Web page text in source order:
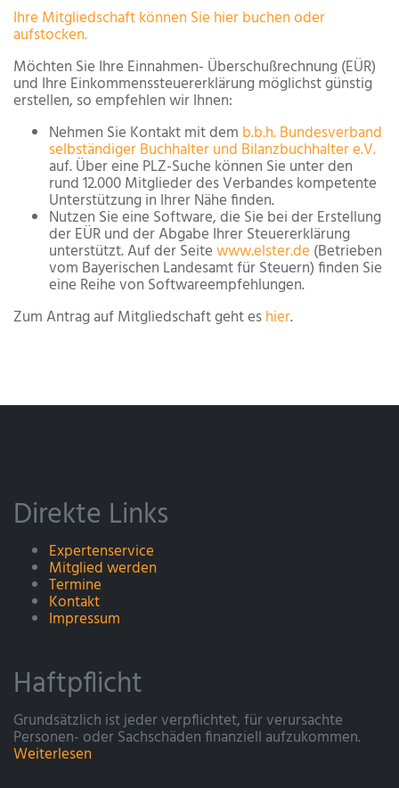
Ihre Mitgliedschaft können Sie hier buchen oder
aufstocken.
Möchten Sie Ihre Einnahmen- Überschußrechnung (EÜR)
und Ihre Einkommenssteuererklärung möglichst günstig
erstellen, so empfehlen wir Ihnen:
Nehmen Sie Kontakt mit dem b.b.h. Bundesverband
selbständiger Buchhalter und Bilanzbuchhalter e.V.
auf. Über eine PLZ-Suche können Sie unter den
rund 12.000 Mitglieder des Verbandes kompetente
Unterstützung in Ihrer Nähe finden.
Nutzen Sie eine Software, die Sie bei der Erstellung
der EÜR und der Abgabe Ihrer Steuererklärung
unterstützt. Auf der Seitewww.elster.de (Betrieben
vom Bayerischen Landesamt für Steuern) finden Sie
eine Reihe von Softwareempfehlungen.
Zum Antrag auf Mitgliedschaft geht eshier.
Direkte Links
Expertenservice
Mitglied werden
Termine
Kontakt
Impressum
Haftpflicht
Grundsätzlich ist jeder verpflichtet, für verursachte
Personen- oder Sachschäden finanziell aufzukommen.
Weiterlesen